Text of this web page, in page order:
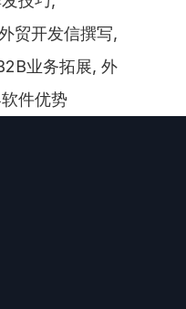
贸开发信撰写,
业务拓展, 外
件优势